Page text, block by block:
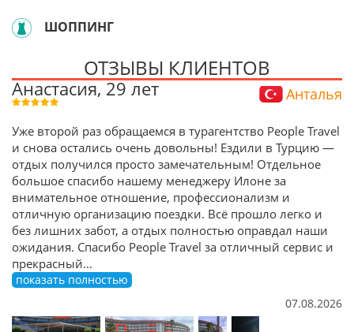
ШОППИНГ
ОТЗЫВЫ КЛИЕНТОВ
Анастасия, 29 лет Анталья
Уже второй раз обращаемся в турагентство People Travel
и снова остались очень довольны! Ездили в Турцию —
отдых получился просто замечательным! Отдельное
большое спасибо нашему менеджеру Илоне за
внимательное отношение, профессионализм и
отличную организацию поездки. Всё прошло легко и
без лишних забот, а отдых полностью оправдал наши
ожидания. Спасибо People Travel за отличный сервис и
прекрасный...
показать полностью
07.08.2026